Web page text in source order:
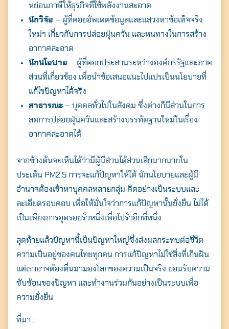
หย่อนภาษีให้ธุรกิจที่ใช้พลังงานสะอาด
นักวิจัย – ผู้ที่คอยอัพเดตข้อมูลและแสวงหาข้อเท็จจริง
ใหม่ๆ เกี่ยวกับการปล่อยฝุ่นควัน และหนทางในการสร้าง
อากาศสะอาด
นักนโยบาย – ผู้ที่คอยประสานระหว่างองค์กรรัฐและภาค
ส่วนที่เกี่ยวข้อง เพื่อนำข้อเสนอแนะไปแปรเป็นนโยบายที่
แก้ไขปัญหาได้จริง
สาธารณะ – บุคคลทั่วไปในสังคม ซึ่งต่างก็มีส่วนในการ
ลดการปล่อยฝุ่นควันและสร้างบรรทัดฐานใหม่ในเรื่อง
อากาศสะอาดได้
จากข้างต้นจะเห็นได้ว่ามีผู้มีส่วนได้ส่วนเสียมากมายใน
ประเด็น PM2.5 การจะแก้ปัญหาให้ได้ นักนโยบายและผู้มี
อำนาจต้องเข้าหาบุคคลหลายกลุ่ม คิดอย่างเป็นระบบและ
ละเอียดรอบคอบ เพื่อให้มั่นใจว่าการแก้ปัญหานั้นยั่งยืน ไม่ได้
เป็นเพียงการอุดรอยรั่วหนึ่งเพื่อไปรั่วอีกที่หนึ่ง
สุดท้ายแล้วปัญหานี้เป็นปัญหาใหญ่ซึ่งส่งผลกระทบต่อชีวิต
ความเป็นอยู่ของคนไทยทุกคน การแก้ปัญหาไม่ใช่สิ่งที่เกินฝัน
แต่เราอาจต้องตื่นมามองโลกของความเป็นจริง ยอมรับความ
ซับซ้อนของปัญหา และทำงานร่วมกันอย่างเป็นระบบเพื่อ
ความยั่งยืน
ที่มา :